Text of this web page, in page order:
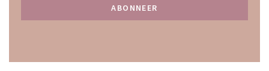
ABONNEER